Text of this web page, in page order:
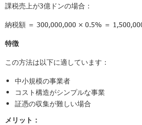
課税売上が3億ドンの場合：
納税額 ＝ 300,000,000 × 0.5% ＝
特徴
この方法は以下に適しています：
中小規模の事業者
コスト構造がシンプルな事業
証憑の収集が難しい場合
メリット：